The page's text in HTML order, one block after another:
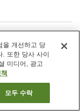
을 개선하고 당
. 또한 당사 사이
미디어, 광고
모두 수락